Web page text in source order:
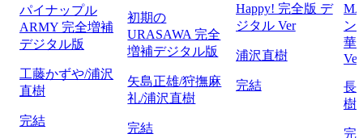
パイナップル
ARMY 完全増補
デジタル版
工藤かずや/浦沢
直樹
完結
初期の
URASAWA 完全
増補デジタル版
矢島正雄/狩撫麻
礼/浦沢直樹
完結
Happy! 完全版 デ
ジタル Ver
浦沢直樹
完結
ン
華
長
樹
完